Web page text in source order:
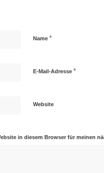
Name *
E-Mail-Adresse *
Website
in diesem Browser für meinen